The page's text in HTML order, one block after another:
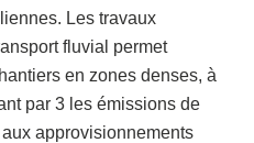
Les travaux
fluvial permet
en zones denses, à
par 3 les émissions de
approvisionnements